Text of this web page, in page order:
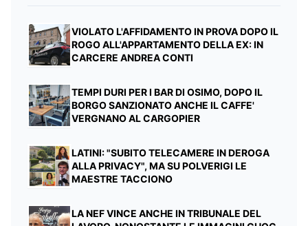
VIOLATO L'AFFIDAMENTO IN PROVA DOPO IL
ROGO ALL'APPARTAMENTO DELLA EX: IN
CARCERE ANDREA CONTI
TEMPI DURI PER I BAR DI OSIMO, DOPO IL
BORGO SANZIONATO ANCHE IL CAFFE'
VERGNANO AL CARGOPIER
LATINI: "SUBITO TELECAMERE IN DEROGA
ALLA PRIVACY", MA SU POLVERIGI LE
MAESTRE TACCIONO
LA NEF VINCE ANCHE IN TRIBUNALE DEL